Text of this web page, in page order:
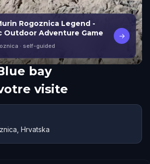
Rogoznica Legend -
Outdoor Adventure Game
· self-guided
→
bay
visite
Hrvatska